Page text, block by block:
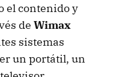
el contenido y
de Wimax
sistemas
un portátil, un